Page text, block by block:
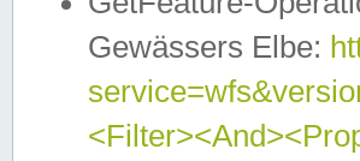
Gewässers Elbe: